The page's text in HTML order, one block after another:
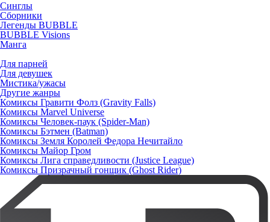
Синглы
Сборники
Легенды BUBBLE
BUBBLE Visions
Манга
Для парней
Для девушек
Мистика/ужасы
Другие жанры
Комиксы Гравити Фолз (Gravity Falls)
Комиксы Marvel Universe
Комиксы Человек-паук (Spider-Man)
Комиксы Бэтмен (Batman)
Комиксы Земля Королей Федора Нечитайло
Комиксы Майор Гром
Комиксы Лига справедливости (Justice League)
Комиксы Призрачный гонщик (Ghost Rider)